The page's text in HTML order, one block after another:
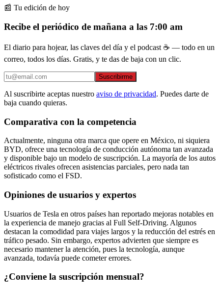
📰 Tu edición de hoy
Recibe el periódico de mañana a las 7:00 am
El diario para hojear, las claves del día y el podcast ☕ — todo en un
correo, todos los días. Gratis, y te das de baja con un clic.
Suscribirme
Al suscribirte aceptas nuestro aviso de privacidad. Puedes darte de
baja cuando quieras.
Comparativa con la competencia
Actualmente, ninguna otra marca que opere en México, ni siquiera
BYD, ofrece una tecnología de conducción autónoma tan avanzada
y disponible bajo un modelo de suscripción. La mayoría de los autos
eléctricos rivales ofrecen asistencias parciales, pero nada tan
sofisticado como el FSD.
Opiniones de usuarios y expertos
Usuarios de Tesla en otros países han reportado mejoras notables en
la experiencia de manejo gracias al Full Self-Driving. Algunos
destacan la comodidad para viajes largos y la reducción del estrés en
tráfico pesado. Sin embargo, expertos advierten que siempre es
necesario mantener la atención, pues la tecnología, aunque
avanzada, todavía puede cometer errores.
¿Conviene la suscripción mensual?